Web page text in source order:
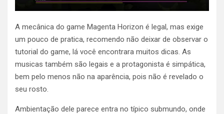
A mecânica do game Magenta Horizon é legal, mas exige
um pouco de pratica, recomendo não deixar de observar o
tutorial do game, lá você encontrara muitos dicas. As
musicas também são legais e a protagonista é simpática,
bem pelo menos não na aparência, pois não é revelado o
seu rosto.
Ambientação dele parece entra no típico submundo, onde